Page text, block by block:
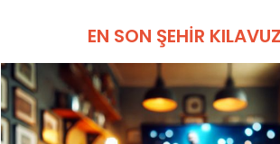
EN SON ŞEHIR